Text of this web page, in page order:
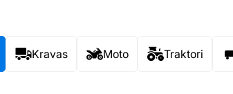
Kravas Moto Traktori